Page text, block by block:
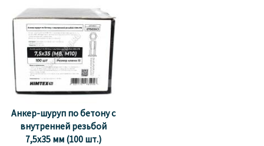
Анкер-шуруп по бетону с
внутренней резьбой
7,5x35 мм (100 шт.)